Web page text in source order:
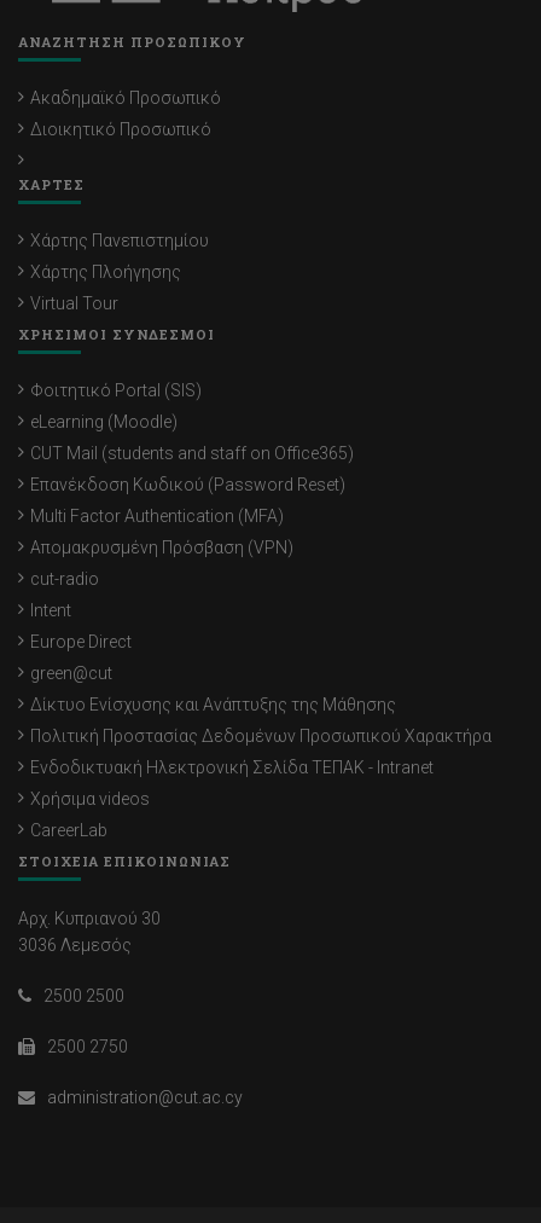
ΑΝΑΖΗΤΗΣΗ ΠΡΟΣΩΠΙΚΟΥ
Ακαδημαϊκό Προσωπικό
Διοικητικό Προσωπικό
ΧΑΡΤΕΣ
Χάρτης Πανεπιστημίου
Χάρτης Πλοήγησης
Virtual Tour
ΧΡΗΣΙΜΟΙ ΣΥΝΔΕΣΜΟΙ
Φοιτητικό Portal (SIS)
eLearning (Moodle)
CUT Mail (students and staff on Office365)
Επανέκδοση Κωδικού (Password Reset)
Multi Factor Authentication (MFA)
Απομακρυσμένη Πρόσβαση (VPN)
cut-radio
Intent
Europe Direct
green@cut
Δίκτυο Ενίσχυσης και Ανάπτυξης της Μάθησης
Πολιτική Προστασίας Δεδομένων Προσωπικού Χαρακτήρα
Ενδοδικτυακή Ηλεκτρονική Σελίδα ΤΕΠΑΚ - Intranet
Χρήσιμα videos
CareerLab
ΣΤΟΙΧΕΙΑ ΕΠΙΚΟΙΝΩΝΙΑΣ
Αρχ. Κυπριανού 30
3036 Λεμεσός
2500 2500
2500 2750
administration@cut.ac.cy